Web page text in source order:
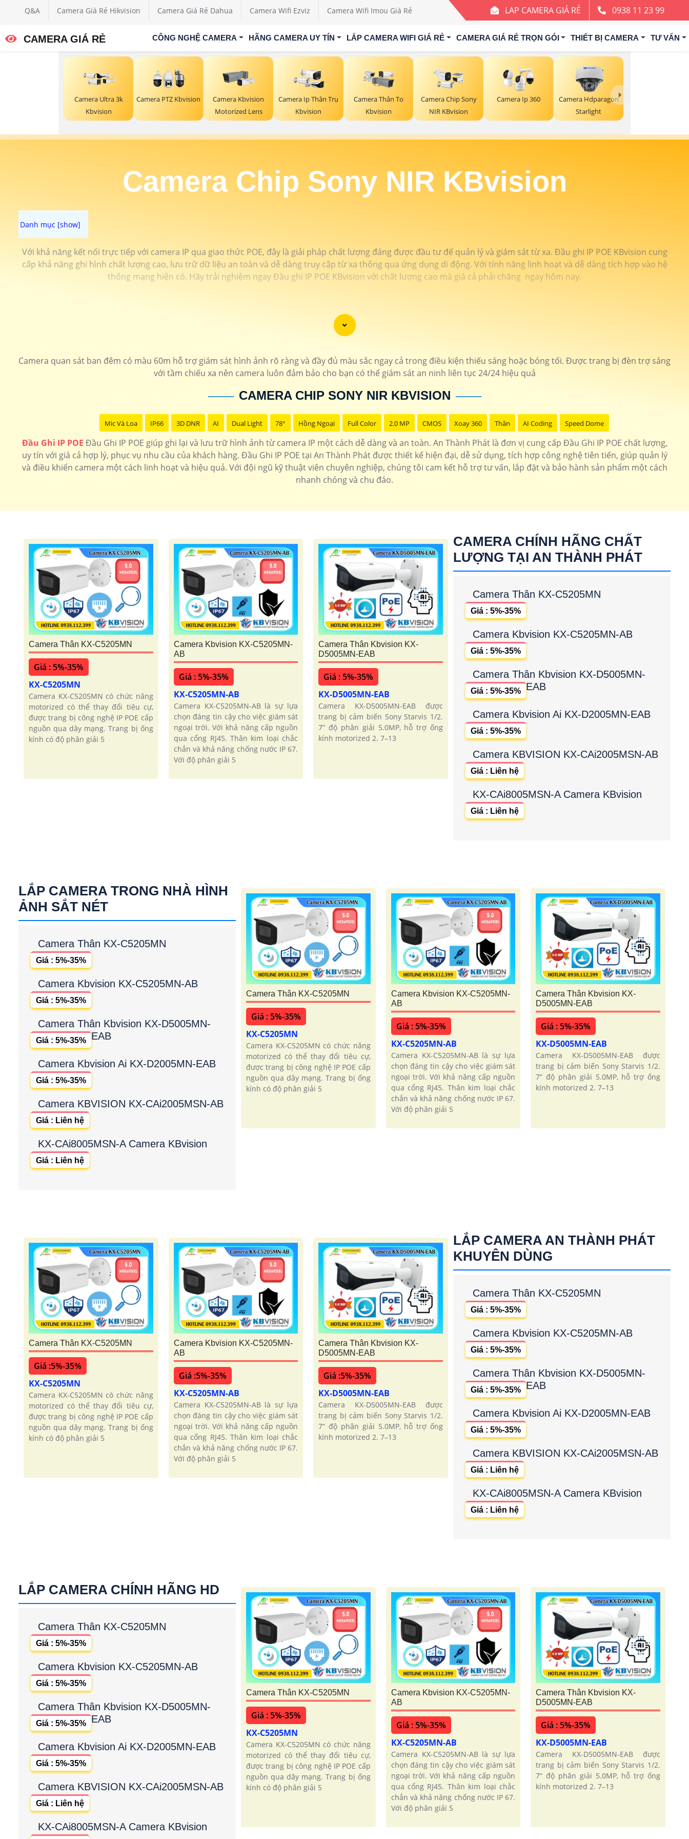
Q&A Camera Giá Rẻ Hikvision Camera Giá Rẻ Dahua Camera Wifi Ezviz Camera Wifi Imou Giá Rẻ LAP CAMERA GIÁ RẺ 0938 11 23 99
CAMERA GIÁ RẺ CÔNG NGHỆ CAMERA HÃNG CAMERA UY TÍN LẮP CAMERA WIFI GIÁ RẺ CAMERA GIÁ RẺ TRỌN GÓI THIẾT BỊ CAMERA TƯ VẤN
Camera Ultra 3k
Kbvision
Camera PTZ Kbvision
Camera Kbvision
Motorized Lens
Camera Ip Thân Trụ
Kbvision
Camera Thân To
Kbvision
Camera Chip Sony
NIR KBvision
Camera Ip 360
Camera Hdparagon
Starlight
Camera Chip Sony NIR KBvision
Với khả năng kết nối trực tiếp với camera IP qua giao thức POE, đây là giải pháp chất lượng đáng được đầu tư để quản lý và giám sát từ xa. Đầu ghi IP POE KBvision cung
cấp khả năng ghi hình chất lượng cao, lưu trữ dữ liệu an toàn và dễ dàng truy cập từ xa thông qua ứng dụng di động. Với tính năng linh hoạt và dễ dàng tích hợp vào hệ
thống mạng hiện có. Hãy trải nghiệm ngay Đầu ghi IP POE KBvision với chất lượng cao mà giá cả phải chăng ngay hôm nay.
'
Camera quan sát ban đêm có màu 60m hỗ trợ giám sát hình ảnh rõ ràng và đầy đủ màu sắc ngay cả trong điều kiện thiếu sáng hoặc bóng tối. Được trang bị đèn trợ sáng
với tầm chiếu xa nên camera luôn đảm bảo cho bạn có thể giám sát an ninh liên tục 24/24 hiệu quả
CAMERA CHIP SONY NIR KBVISION
Mic Và Loa IP66 3D DNR AI Dual Light 78° Hồng Ngoại Full Color 2.0 MP CMOS Xoay 360 Thân AI Coding Speed Dome
Đầu Ghi IP POE Đầu Ghi IP POE giúp ghi lại và lưu trữ hình ảnh từ camera IP một cách dễ dàng và an toàn. An Thành Phát là đơn vị cung cấp Đầu Ghi IP POE chất lượng,
uy tín với giá cả hợp lý, phục vụ nhu cầu của khách hàng. Đầu Ghi IP POE tại An Thành Phát được thiết kế hiện đại, dễ sử dụng, tích hợp công nghệ tiên tiến, giúp quản lý
và điều khiển camera một cách linh hoạt và hiệu quả. Với đội ngũ kỹ thuật viên chuyên nghiệp, chúng tôi cam kết hỗ trợ tư vấn, lắp đặt và bảo hành sản phẩm một cách
nhanh chóng và chu đáo.
Camera Thân KX-C5205MN
Giá : 5%-35%
KX-C5205MN
Camera KX-C5205MN có chức năng
motorized có thể thay đổi tiêu cự,
được trang bị công nghệ IP POE cấp
nguồn qua dây mạng. Trang bị ống
kính có độ phân giải 5
Camera Kbvision KX-C5205MN-
AB
Giá : 5%-35%
KX-C5205MN-AB
Camera KX-C5205MN-AB là sự lựa
chọn đáng tin cậy cho việc giám sát
ngoại trời. Với khả năng cấp nguồn
qua cổng RJ45. Thân kim loại chắc
chắn và khả năng chống nước IP 67.
Với độ phân giải 5
Camera Thân Kbvision KX-
D5005MN-EAB
Giá : 5%-35%
KX-D5005MN-EAB
Camera KX-D5005MN-EAB được
trang bị cảm biến Sony Starvis 1/2.
7” độ phân giải 5.0MP, hỗ trợ ống
kính motorized 2. 7–13
CAMERA CHÍNH HÃNG CHẤT
LƯỢNG TẠI AN THÀNH PHÁT
Camera Thân KX-C5205MN
Giá : 5%-35%
Camera Kbvision KX-C5205MN-AB
Giá : 5%-35%
Camera Thân Kbvision KX-D5005MN-
EAB
Giá : 5%-35%
Camera Kbvision Ai KX-D2005MN-EAB
Giá : 5%-35%
Camera KBVISION KX-CAi2005MSN-AB
Giá : Liên hệ
KX-CAi8005MSN-A Camera KBvision
Giá : Liên hệ
LẮP CAMERA TRONG NHÀ HÌNH
ẢNH SẮT NÉT
Camera Thân KX-C5205MN
Giá : 5%-35%
Camera Kbvision KX-C5205MN-AB
Giá : 5%-35%
Camera Thân Kbvision KX-D5005MN-
EAB
Giá : 5%-35%
Camera Kbvision Ai KX-D2005MN-EAB
Giá : 5%-35%
Camera KBVISION KX-CAi2005MSN-AB
Giá : Liên hệ
KX-CAi8005MSN-A Camera KBvision
Giá : Liên hệ
Camera Thân KX-C5205MN
Giá : 5%-35%
KX-C5205MN
Camera KX-C5205MN có chức năng
motorized có thể thay đổi tiêu cự,
được trang bị công nghệ IP POE cấp
nguồn qua dây mạng. Trang bị ống
kính có độ phân giải 5
Camera Kbvision KX-C5205MN-
AB
Giá : 5%-35%
KX-C5205MN-AB
Camera KX-C5205MN-AB là sự lựa
chọn đáng tin cậy cho việc giám sát
ngoại trời. Với khả năng cấp nguồn
qua cổng RJ45. Thân kim loại chắc
chắn và khả năng chống nước IP 67.
Với độ phân giải 5
Camera Thân Kbvision KX-
D5005MN-EAB
Giá : 5%-35%
KX-D5005MN-EAB
Camera KX-D5005MN-EAB được
trang bị cảm biến Sony Starvis 1/2.
7” độ phân giải 5.0MP, hỗ trợ ống
kính motorized 2. 7–13
Camera Thân KX-C5205MN
Giá :5%-35%
KX-C5205MN
Camera KX-C5205MN có chức năng
motorized có thể thay đổi tiêu cự,
được trang bị công nghệ IP POE cấp
nguồn qua dây mạng. Trang bị ống
kính có độ phân giải 5
Camera Kbvision KX-C5205MN-
AB
Giá :5%-35%
KX-C5205MN-AB
Camera KX-C5205MN-AB là sự lựa
chọn đáng tin cậy cho việc giám sát
ngoại trời. Với khả năng cấp nguồn
qua cổng RJ45. Thân kim loại chắc
chắn và khả năng chống nước IP 67.
Với độ phân giải 5
Camera Thân Kbvision KX-
D5005MN-EAB
Giá :5%-35%
KX-D5005MN-EAB
Camera KX-D5005MN-EAB được
trang bị cảm biến Sony Starvis 1/2.
7” độ phân giải 5.0MP, hỗ trợ ống
kính motorized 2. 7–13
LẮP CAMERA AN THÀNH PHÁT
KHUYÊN DÙNG
Camera Thân KX-C5205MN
Giá : 5%-35%
Camera Kbvision KX-C5205MN-AB
Giá : 5%-35%
Camera Thân Kbvision KX-D5005MN-
EAB
Giá : 5%-35%
Camera Kbvision Ai KX-D2005MN-EAB
Giá : 5%-35%
Camera KBVISION KX-CAi2005MSN-AB
Giá : Liên hệ
KX-CAi8005MSN-A Camera KBvision
Giá : Liên hệ
LẮP CAMERA CHÍNH HÃNG HD
Camera Thân KX-C5205MN
Giá : 5%-35%
Camera Kbvision KX-C5205MN-AB
Giá : 5%-35%
Camera Thân Kbvision KX-D5005MN-
EAB
Giá : 5%-35%
Camera Kbvision Ai KX-D2005MN-EAB
Giá : 5%-35%
Camera KBVISION KX-CAi2005MSN-AB
Giá : Liên hệ
KX-CAi8005MSN-A Camera KBvision
Camera Thân KX-C5205MN
Giá : 5%-35%
KX-C5205MN
Camera KX-C5205MN có chức năng
motorized có thể thay đổi tiêu cự,
được trang bị công nghệ IP POE cấp
nguồn qua dây mạng. Trang bị ống
kính có độ phân giải 5
Camera Kbvision KX-C5205MN-
AB
Giá : 5%-35%
KX-C5205MN-AB
Camera KX-C5205MN-AB là sự lựa
chọn đáng tin cậy cho việc giám sát
ngoại trời. Với khả năng cấp nguồn
qua cổng RJ45. Thân kim loại chắc
chắn và khả năng chống nước IP 67.
Với độ phân giải 5
Camera Thân Kbvision KX-
D5005MN-EAB
Giá : 5%-35%
KX-D5005MN-EAB
Camera KX-D5005MN-EAB được
trang bị cảm biến Sony Starvis 1/2.
7” độ phân giải 5.0MP, hỗ trợ ống
kính motorized 2. 7–13